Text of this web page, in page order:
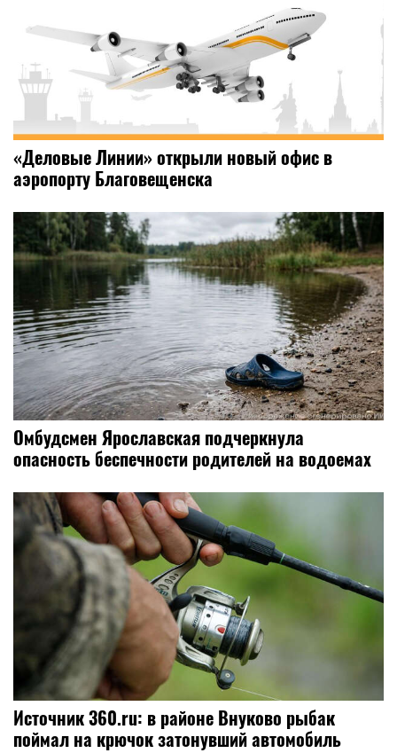
«Деловые Линии» открыли новый офис в
аэропорту Благовещенска
Омбудсмен Ярославская подчеркнула
опасность беспечности родителей на водоемах
Источник 360.ru: в районе Внуково рыбак
поймал на крючок затонувший автомобиль